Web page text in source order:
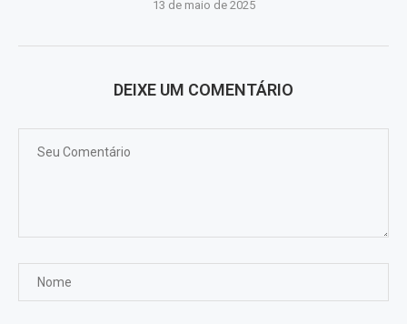
13 de maio de 2025
DEIXE UM COMENTÁRIO